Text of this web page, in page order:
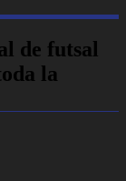
de futsal
la